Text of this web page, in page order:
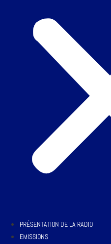
PRÉSENTATION DE LA RADIO
EMISSIONS